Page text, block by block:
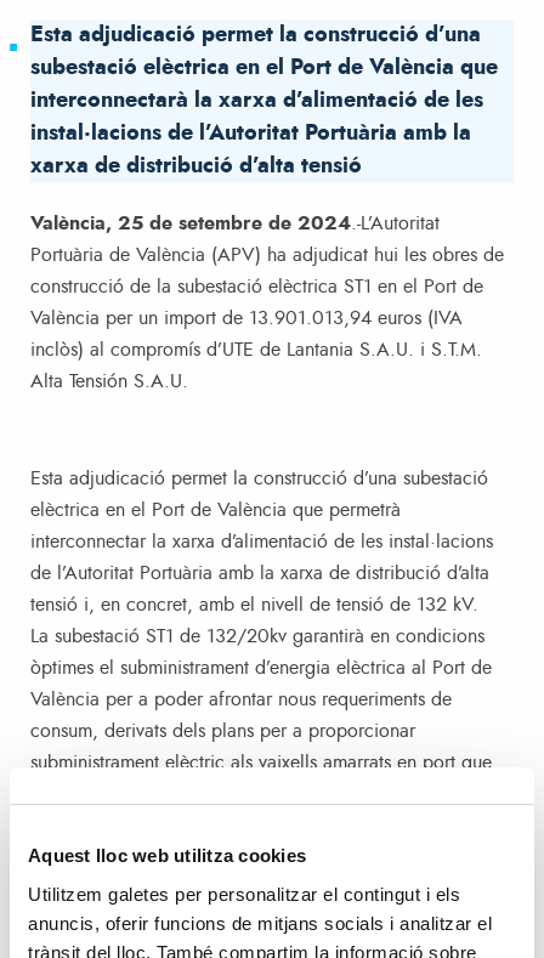
Aquest lloc web utilitza cookies
Utilitzem galetes per personalitzar el contingut i els
anuncis, oferir funcions de mitjans socials i analitzar el
trànsit del lloc. També compartim la informació sobre
Esta adjudicació permet la construcció d’una
subestació elèctrica en el Port de València que
interconnectarà la xarxa d’alimentació de les
instal·lacions de l’Autoritat Portuària amb la
xarxa de distribució d’alta tensió
València, 25 de setembre de 2024 .-L’Autoritat
Portuària de València (APV) ha adjudicat hui les obres de
construcció de la subestació elèctrica ST1 en el Port de
València per un import de 13.901.013,94 euros (IVA
inclòs) al compromís d’UTE de Lantania S.A.U. i S.T.M.
Alta Tensión S.A.U.
Esta adjudicació permet la construcció d’una subestació
elèctrica en el Port de València que permetrà
interconnectar la xarxa d’alimentació de les instal·lacions
de l’Autoritat Portuària amb la xarxa de distribució d’alta
tensió i, en concret, amb el nivell de tensió de 132 kV.
La subestació ST1 de 132/20kv garantirà en condicions
òptimes el subministrament d’energia elèctrica al Port de
València per a poder afrontar nous requeriments de
consum, derivats dels plans per a proporcionar
subministrament elèctric als vaixells amarrats en port que
Amb esta infraestructura en marxa Valenciaport disposarà
de la capacitat per a poder atendre la creixent demanda
d’energia de manera adequada i conjunta amb la